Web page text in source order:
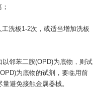
洗板1-2次，或适当增加洗板
邻苯二胺(OPD)为底物，则试
为底物的试剂，要临用前
避免接触金属器械。